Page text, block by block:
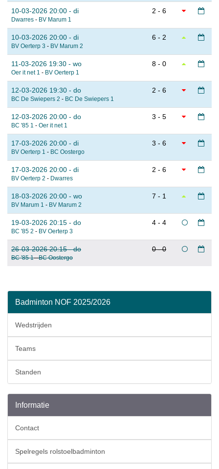
10-03-2026 20:00 - di
Dwarres - BV Marum 1
2 - 6
10-03-2026 20:00 - di
BV Oerterp 3 - BV Marum 2
6 - 2
11-03-2026 19:30 - wo
Oer it net 1 - BV Oerterp 1
8 - 0
12-03-2026 19:30 - do
BC De Swiepers 2 - BC De Swiepers 1
2 - 6
12-03-2026 20:00 - do
BC '85 1 - Oer it net 1
3 - 5
17-03-2026 20:00 - di
BV Oerterp 1 - BC Oostergo
3 - 6
17-03-2026 20:00 - di
BV Oerterp 2 - Dwarres
2 - 6
18-03-2026 20:00 - wo
BV Marum 1 - BV Marum 2
7 - 1
19-03-2026 20:15 - do
BC '85 2 - BV Oerterp 3
4 - 4
26-03-2026 20:15 - do
BC '85 1-BC Oostergo
0 - 0
Badminton NOF 2025/2026
Wedstrijden
Teams
Standen
Informatie
Contact
Spelregels rolstoelbadminton